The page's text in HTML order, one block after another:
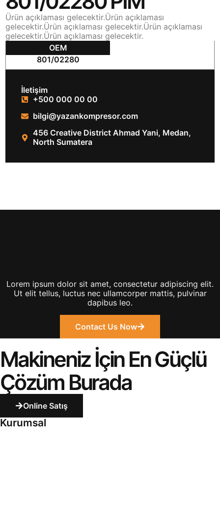
Ürün açıklaması gelecektir.Ürün açıklaması
gelecektir.Ürün açıklaması gelecektir.Ürün açıklaması
gelecektir.Ürün açıklaması gelecektir.
OEM
801/02280
İletişim
+500 000 00 00
bilgi@yazankompresor.com
456 Creative District Ahmad Yani, Medan,
North Sumatera
Lorem ipsum dolor sit amet, consectetur adipiscing elit.
Ut elit tellus, luctus nec ullamcorper mattis, pulvinar
dapibus leo.
Contact Us Now
Makineniz İçin En Güçlü
Çözüm Burada
Online Satış
Kurumsal